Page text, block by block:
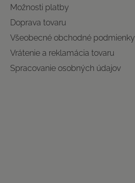
Možnosti platby
Doprava tovaru
Všeobecné obchodné podmienky
Vrátenie a reklamácia tovaru
Spracovanie osobných údajov